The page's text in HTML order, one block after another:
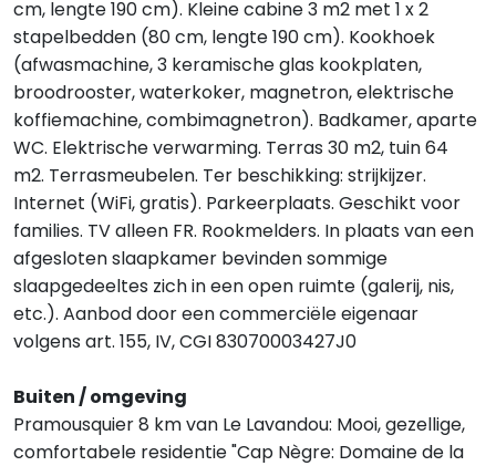
cm, lengte 190 cm). Kleine cabine 3 m2 met 1 x 2
stapelbedden (80 cm, lengte 190 cm). Kookhoek
(afwasmachine, 3 keramische glas kookplaten,
broodrooster, waterkoker, magnetron, elektrische
koffiemachine, combimagnetron). Badkamer, aparte
WC. Elektrische verwarming. Terras 30 m2, tuin 64
m2. Terrasmeubelen. Ter beschikking: strijkijzer.
Internet (WiFi, gratis). Parkeerplaats. Geschikt voor
families. TV alleen FR. Rookmelders. In plaats van een
afgesloten slaapkamer bevinden sommige
slaapgedeeltes zich in een open ruimte (galerij, nis,
etc.). Aanbod door een commerciële eigenaar
volgens art. 155, IV, CGI 83070003427J0
Buiten / omgeving
Pramousquier 8 km van Le Lavandou: Mooi, gezellige,
comfortabele residentie "Cap Nègre: Domaine de la